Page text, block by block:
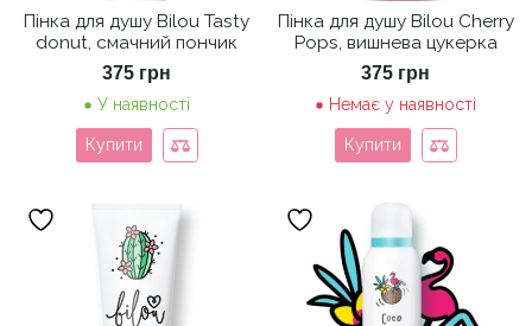
Пінка для душу Bilou Tasty
donut, смачний пончик
375 грн
У наявності
Купити
Пінка для душу Bilou Cherry
Pops, вишнева цукерка
375 грн
Немає у наявності
Купити